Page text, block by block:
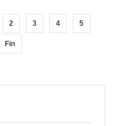
2 3 4 5
Fin